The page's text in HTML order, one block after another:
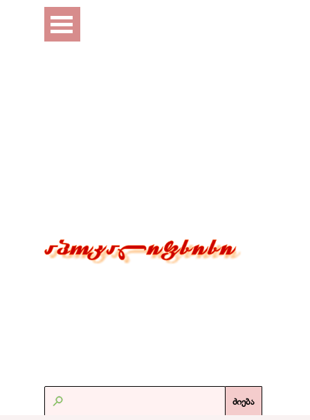
Перейти к контенту
Пропустить меню
ძიება